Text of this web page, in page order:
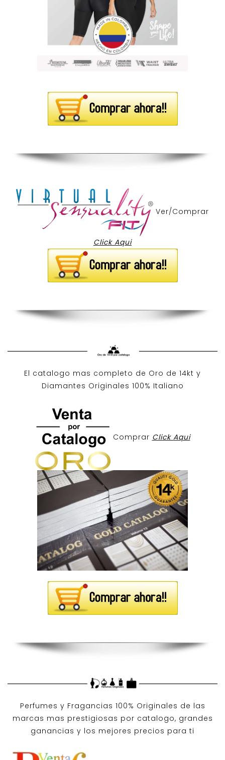
Ver/Comprar
Click Aqui
El catalogo mas completo de Oro de 14kt y
Diamantes Originales 100% Italiano
Comprar Click Aqui
Perfumes y Fragancias 100% Originales de las
marcas mas prestigiosas por catalogo, grandes
ganancias y los mejores precios para ti